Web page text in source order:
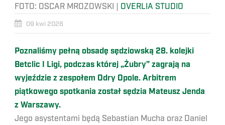
FOTO: OSCAR MROZOWSKI OVERLIA STUDIO
09 kwi 2026
Poznaliśmy pełną obsadę sędziowską 28. kolejki
Betclic I Ligi, podczas której „Żubry” zagrają na
wyjeździe z zespołem Odry Opole. Arbitrem
piątkowego spotkania został sędzia Mateusz Jenda
z Warszawy.
Jego asystentami będą Sebastian Mucha oraz Daniel